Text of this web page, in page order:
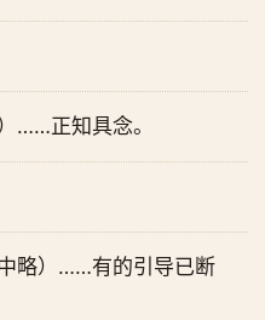
……正知具念。
略）……有的引导已断